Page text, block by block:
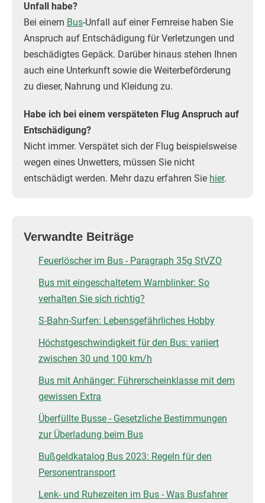
Unfall habe?
Bei einem Bus-Unfall auf einer Fernreise haben Sie
Anspruch auf Entschädigung für Verletzungen und
beschädigtes Gepäck. Darüber hinaus stehen Ihnen
auch eine Unterkunft sowie die Weiterbeförderung
zu dieser, Nahrung und Kleidung zu.
Habe ich bei einem verspäteten Flug Anspruch auf
Entschädigung?
Nicht immer. Verspätet sich der Flug beispielsweise
wegen eines Unwetters, müssen Sie nicht
entschädigt werden. Mehr dazu erfahren Sie hier.
Verwandte Beiträge
Feuerlöscher im Bus - Paragraph 35g StVZO
Bus mit eingeschaltetem Warnblinker: So
verhalten Sie sich richtig?
S-Bahn-Surfen: Lebensgefährliches Hobby
Höchstgeschwindigkeit für den Bus: variiert
zwischen 30 und 100 km/h
Bus mit Anhänger: Führerscheinklasse mit dem
gewissen Extra
Überfüllte Busse - Gesetzliche Bestimmungen
zur Überladung beim Bus
Bußgeldkatalog Bus 2023: Regeln für den
Personentransport
Lenk- und Ruhezeiten im Bus - Was Busfahrer